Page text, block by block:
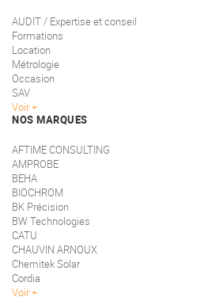
AUDIT / Expertise et conseil
Formations
Location
Métrologie
Occasion
SAV
Voir
NOS MARQUES
AFTIME CONSULTING
AMPROBE
BEHA
BIOCHROM
BK Précision
BW Technologies
CATU
CHAUVIN ARNOUX
Chemitek Solar
Cordia
Voir